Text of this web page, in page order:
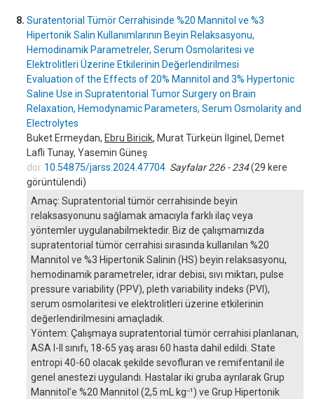
8. Suratentorial Tümör Cerrahisinde %20 Mannitol ve %3
Hipertonik Salin Kullanımlarının Beyin Relaksasyonu,
Hemodinamik Parametreler, Serum Osmolaritesi ve
Elektrolitleri Üzerine Etkilerinin Değerlendirilmesi
Evaluation of the Effects of 20% Mannitol and 3% Hypertonic
Saline Use in Supratentorial Tumor Surgery on Brain
Relaxation, Hemodynamic Parameters, Serum Osmolarity and
Electrolytes
Buket Ermeydan, Ebru Biricik, Murat Türkeün İlginel, Demet
Lafli Tunay, Yasemin Güneş
doi: 10.54875/jarss.2024.47704 Sayfalar 226 - 234(29 kere
görüntülendi)
Amaç: Supratentorial tümör cerrahisinde beyin
relaksasyonunu sağlamak amacıyla farklı ilaç veya
yöntemler uygulanabilmektedir. Biz de çalışmamızda
supratentorial tümör cerrahisi sırasında kullanılan %20
Mannitol ve %3 Hipertonik Salinin (HS) beyin relaksasyonu,
hemodinamik parametreler, idrar debisi, sıvı miktarı, pulse
pressure variability (PPV), pleth variability indeks (PVI),
serum osmolaritesi ve elektrolitleri üzerine etkilerinin
değerlendirilmesini amaçladık.
Yöntem: Çalışmaya supratentorial tümör cerrahisi planlanan,
ASA I-II sınıfı, 18-65 yaş arası 60 hasta dahil edildi. State
entropi 40-60 olacak şekilde sevofluran ve remifentanil ile
genel anestezi uygulandı. Hastalar iki gruba ayrılarak Grup
Mannitol’e %20 Mannitol (2,5 mL kg⁻¹) ve Grup Hipertonik